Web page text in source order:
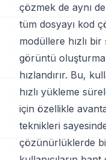
çözmek de aynı
tüm dosyayı kod
modüllere hızlı
görüntü
hızlandırır. Bu,
hızlı yükleme
için özellikle
teknikleri
çözünürlüklerde